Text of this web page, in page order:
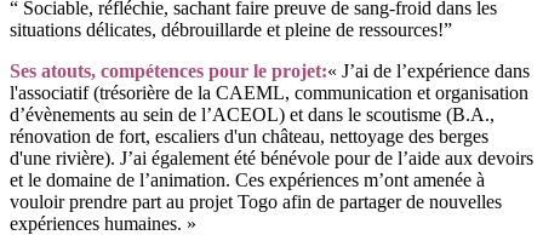
“ Sociable, réfléchie, sachant faire preuve de sang-froid dans les
situations délicates, débrouillarde et pleine de ressources!”
Ses atouts, compétences pour le projet:« J’ai de l’expérience dans
l'associatif (trésorière de la CAEML, communication et organisation
d’évènements au sein de l’ACEOL) et dans le scoutisme (B.A.,
rénovation de fort, escaliers d'un château, nettoyage des berges
d'une rivière). J’ai également été bénévole pour de l’aide aux devoirs
et le domaine de l’animation. Ces expériences m’ont amenée à
vouloir prendre part au projet Togo afin de partager de nouvelles
expériences humaines. »